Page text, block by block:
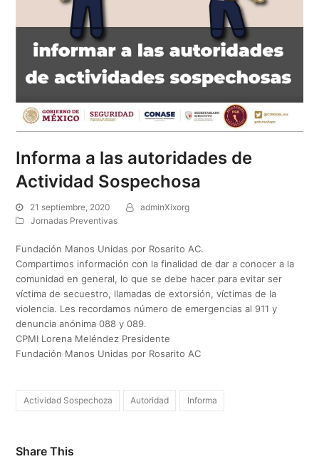
Informa a las autoridades de
Actividad Sospechosa
21 septiembre, 2020
adminXixorg
Jornadas Preventivas
Fundación Manos Unidas por Rosarito AC.
Compartimos información con la finalidad de dar a conocer a la
comunidad en general, lo que se debe hacer para evitar ser
víctima de secuestro, llamadas de extorsión, víctimas de la
violencia. Les recordamos número de emergencias al 911 y
denuncia anónima 088 y 089.
CPMI Lorena Meléndez Presidente
Fundación Manos Unidas por Rosarito AC
Actividad Sospechoza Autoridad Informa
Share This